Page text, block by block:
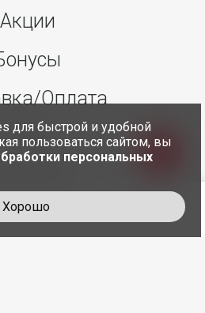
Акции
Оплата
О нас
для быстрой и удобной
пользоваться сайтом, вы
персональных
Хорошо